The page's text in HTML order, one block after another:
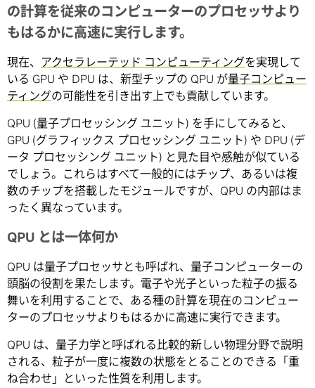
の計算を従来のコンピューターのプロセッサより
もはるかに高速に実行します。
現在、 アクセラレーテッド コンピューティングを実現して
いる GPU や DPU は、新型チップの QPU が量子コンピュー
ティングの可能性を引き出す上でも貢献しています。
QPU (量子プロセッシング ユニット) を手にしてみると、
GPU (グラフィックス プロセッシング ユニット) や DPU (デ
ータ プロセッシング ユニット) と見た目や感触が似ている
でしょう。これらはすべて一般的にはチップ、あるいは複
数のチップを搭載したモジュールですが、QPU の内部はま
ったく異なっています。
QPU とは一体何か
QPU は量子プロセッサとも呼ばれ、量子コンピューターの
頭脳の役割を果たします。電子や光子といった粒子の振る
舞いを利用することで、ある種の計算を現在のコンピュー
ターのプロセッサよりもはるかに高速に実行できます。
QPU は、量子力学と呼ばれる比較的新しい物理分野で説明
される、粒子が一度に複数の状態をとることのできる「重
ね合わせ」といった性質を利用します。